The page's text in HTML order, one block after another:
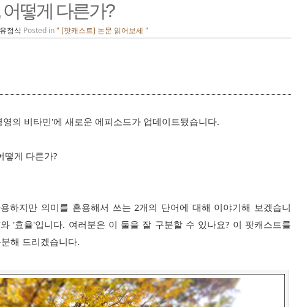
떻게 다른가?
정식 Posted in" [팟캐스트] 논문 읽어보세 "
의 비타민'에 새로운 에피소드가 업데이트됐습니다.
떻게 다른가?
하지만 의미를 혼용해서 쓰는 2개의 단어에 대해 이야기해 보겠습니
'효율'입니다. 여러분은 이 둘을 잘 구분할 수 있나요? 이 팟캐스트를
해 드리겠습니다.